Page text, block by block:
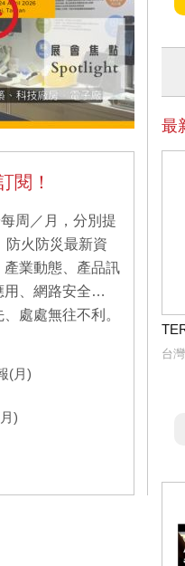
閱！
周／月，分別提
防火防災最新資
業動態、產品訊
用、網路安全…
處處無往不利。
(月)
)
最
台灣